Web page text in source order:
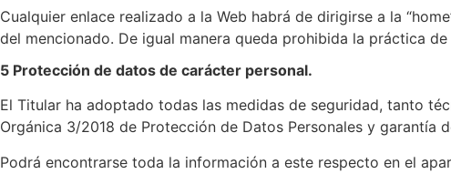
Cualquier enlace realizado a la Web habrá de dirigirse a la
del mencionado. De igual manera queda prohibida la práctica de
5 Protección de datos de carácter personal.
El Titular ha adoptado todas las medidas de seguridad, tanto
Orgánica 3/2018 de Protección de Datos Personales y
Podrá encontrarse toda la información a este respecto en el